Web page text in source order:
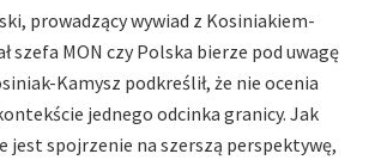
prowadzący wywiad z Kosiniakiem-
szefa MON czy Polska bierze pod uwagę
Kamysz podkreślił, że nie ocenia
jednego odcinka granicy. Jak
jest spojrzenie na szerszą perspektywę,